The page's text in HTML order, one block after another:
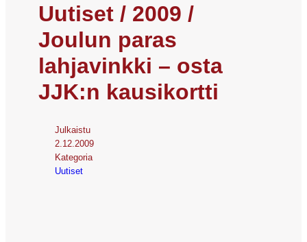
Uutiset / 2009 /
Joulun paras
lahjavinkki – osta
JJK:n kausikortti
Julkaistu
2.12.2009
Kategoria
Uutiset